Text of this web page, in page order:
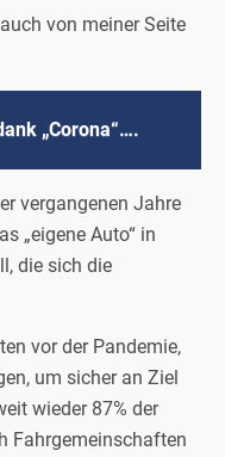
von meiner Seite
„Corona“….
vergangenen Jahre
„eigene Auto“ in
die sich die
vor der Pandemie,
um sicher an Ziel
wieder 87% der
Fahrgemeinschaften